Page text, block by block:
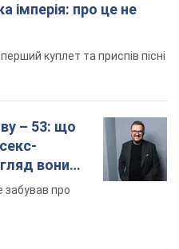
імперія: про це не
куплет та приспів пісні
– 53: що
вони
забував про